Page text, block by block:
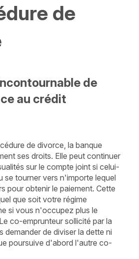
de
de
au crédit
de divorce, la banque
ses droits. Elle peut continuer
sur le compte joint si celui-
se tourner vers n'importe lequel
pour obtenir le paiement. Cette
que soit votre régime
si vous n'occupez plus le
co-emprunteur sollicité par la
demander de diviser la dette ni
poursuive d'abord l'autre co-